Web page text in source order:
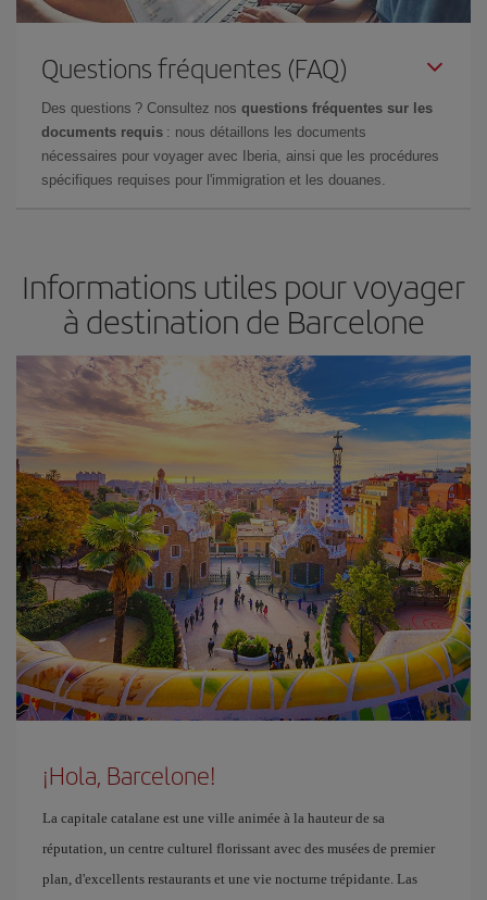
Questions fréquentes (FAQ)
Des questions ? Consultez nos questions fréquentes sur les
documents requis : nous détaillons les documents
nécessaires pour voyager avec Iberia, ainsi que les procédures
spécifiques requises pour l'immigration et les douanes.
Informations utiles pour voyager
à destination de Barcelone
¡Hola, Barcelone!
La capitale catalane est une ville animée à la hauteur de sa
réputation, un centre culturel florissant avec des musées de premier
plan, d'excellents restaurants et une vie nocturne trépidante. Las